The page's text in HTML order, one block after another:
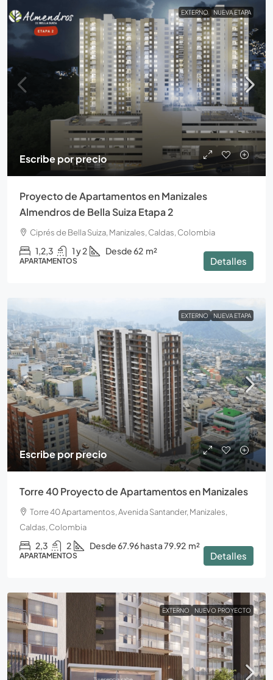
EXTERNO NUEVA ETAPA
Escribe por precio
Proyecto de Apartamentos en Manizales
Almendros de Bella Suiza Etapa 2
Ciprés de Bella Suiza, Manizales, Caldas, Colombia
1,2,3 1 y 2 Desde 62 m²
APARTAMENTOS Detalles
EXTERNO NUEVA ETAPA
Escribe por precio
Torre 40 Proyecto de Apartamentos en Manizales
Torre 40 Apartamentos, Avenida Santander, Manizales,
Caldas, Colombia
2,3 2 Desde 67.96 hasta 79.92 m²
APARTAMENTOS Detalles
EXTERNO NUEVO PROYECTO